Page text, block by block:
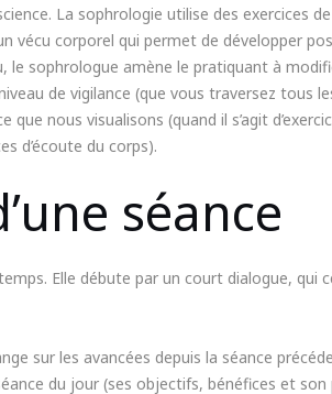
La sophrologie utilise des exercices
vécu corporel qui permet de développer
le sophrologue amène le pratiquant à
de vigilance (que vous traversez tous
nous visualisons (quand il s’agit
d’écoute du corps).
séance
Elle débute par un court dialogue, qui
sur les avancées depuis la séance
du jour (ses objectifs, bénéfices et